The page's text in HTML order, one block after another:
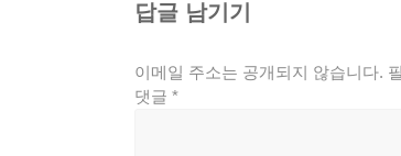
답글 남기기
이메일 주소는 공개되지 않습니다.
댓글 *